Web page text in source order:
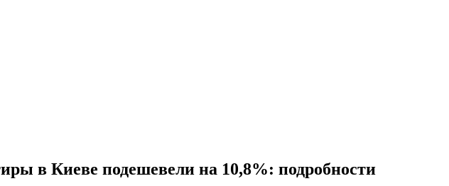
в Киеве подешевели на 10,8%: подробности